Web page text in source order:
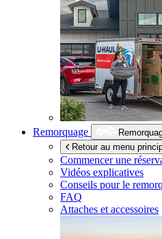
Remorquage
Retour au menu
Commencer une
Vidéos explicatives
Conseils pour le
FAQ
Attaches et accessoires